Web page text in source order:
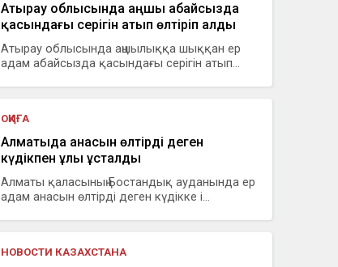
Атырау облысында аңшы абайсызда
қасындағы серігін атып өлтіріп алды
Атырау облысында аңшылыққа шыққан ер
адам абайсызда қасындағы серігін атып...
ОҚИҒА
Алматыда анасын өлтірді деген
күдікпен ұлы ұсталды
Алматы қаласының Бостандық ауданында ер
адам анасын өлтірді деген күдікке і...
НОВОСТИ КАЗАХСТАНА